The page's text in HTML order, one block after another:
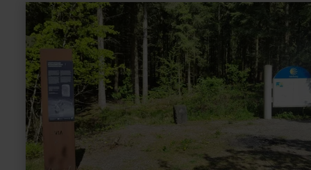
mehr
erfahren
zu:
Wanderhütte
Esch
am
Vierherrenstein